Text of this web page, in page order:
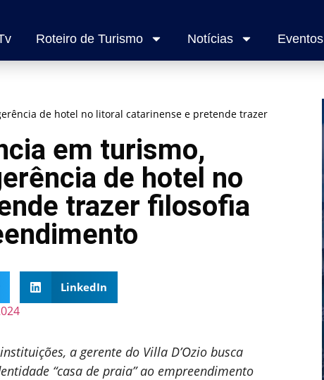
Roteiro de Turismo Notícias Eventos
de hotel no litoral catarinense e pretende trazer
em turismo,
de hotel no
trazer filosofia
LinkedIn
a gerente do Villa D’Ozio busca
“casa de praia” ao empreendimento